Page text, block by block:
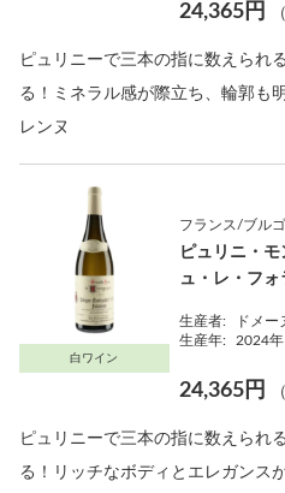
24,365円
ピュリニーで三本の指に数えられ
る！ミネラル感が際立ち、輪郭も
レンヌ
白ワイン
フランス/ブル
ピュリニ・
ュ・レ・フ
生産者:
ドメー
生産年:
2024年
24,365円
ピュリニーで三本の指に数えられ
る！リッチなボディとエレガンス